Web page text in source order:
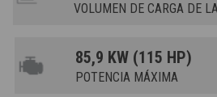
VOLUMEN DE CARGA DE
85,9 KW (115 HP)
POTENCIA MÁXIMA